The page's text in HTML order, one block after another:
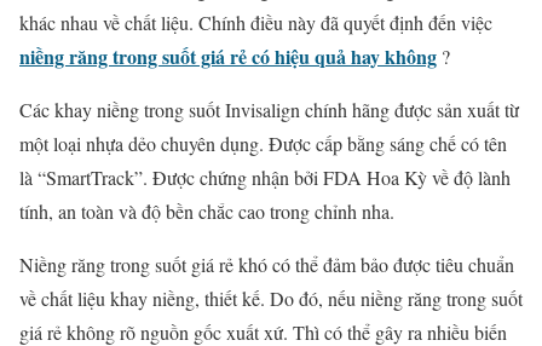
khác nhau về chất liệu. Chính điều này đã quyết định đến việc
niềng răng trong suốt giá rẻ có hiệu quả hay không ?
Các khay niềng trong suốt Invisalign chính hãng được sản xuất từ
một loại nhựa dẻo chuyên dụng. Được cấp bằng sáng chế có tên
là “SmartTrack”. Được chứng nhận bởi FDA Hoa Kỳ về độ lành
tính, an toàn và độ bền chắc cao trong chỉnh nha.
Niềng răng trong suốt giá rẻ khó có thể đảm bảo được tiêu chuẩn
về chất liệu khay niềng, thiết kế. Do đó, nếu niềng răng trong suốt
giá rẻ không rõ nguồn gốc xuất xứ. Thì có thể gây ra nhiều biến